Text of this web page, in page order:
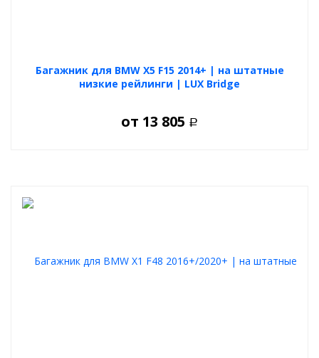
Багажник для BMW X5 F15 2014+ | на штатные
низкие рейлинги | LUX Bridge
от 13 805 Р